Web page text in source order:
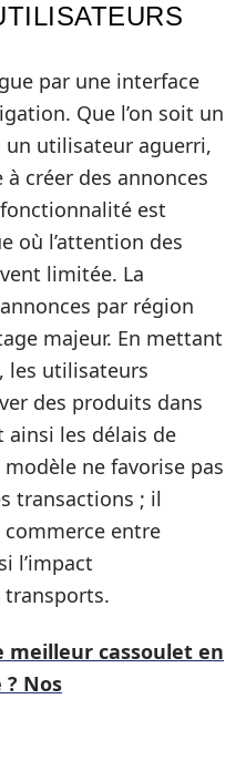
par une interface
Que l’on soit un
utilisateur aguerri,
à créer des annonces
est
où l’attention des
limitée. La
par région
majeur. En mettant
, les utilisateurs
des produits dans
ainsi les délais de
ne favorise pas
transactions ; il
entre
l’impact
meilleur cassoulet en
Nos